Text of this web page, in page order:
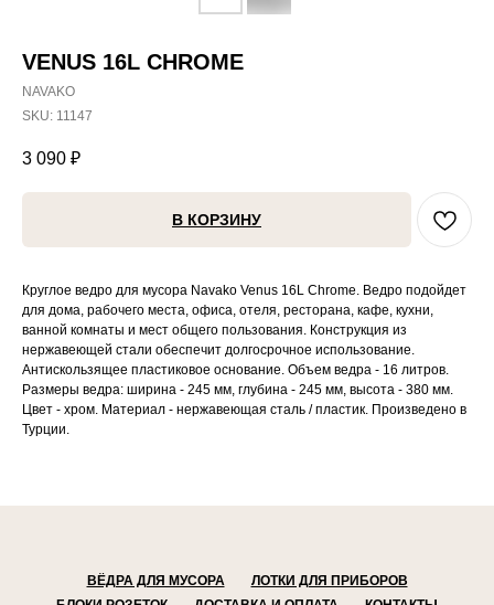
VENUS 16L CHROME
NAVAKO
SKU: 11147
3 090 ₽
В КОРЗИНУ
Круглое ведро для мусора Navako Venus 16L Chrome. Ведро подойдет
для дома, рабочего места, офиса, отеля, ресторана, кафе, кухни,
ванной комнаты и мест общего пользования. Конструкция из
нержавеющей стали обеспечит долгосрочное использование.
Антискользящее пластиковое основание. Объем ведра - 16 литров.
Размеры ведра: ширина - 245 мм, глубина - 245 мм, высота - 380 мм.
Цвет - хром. Материал - нержавеющая сталь / пластик. Произведено в
Турции.
ВЁДРА ДЛЯ МУСОРА
ЛОТКИ ДЛЯ ПРИБОРОВ